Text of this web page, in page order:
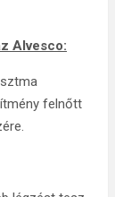
Alvesco:
felnőtt